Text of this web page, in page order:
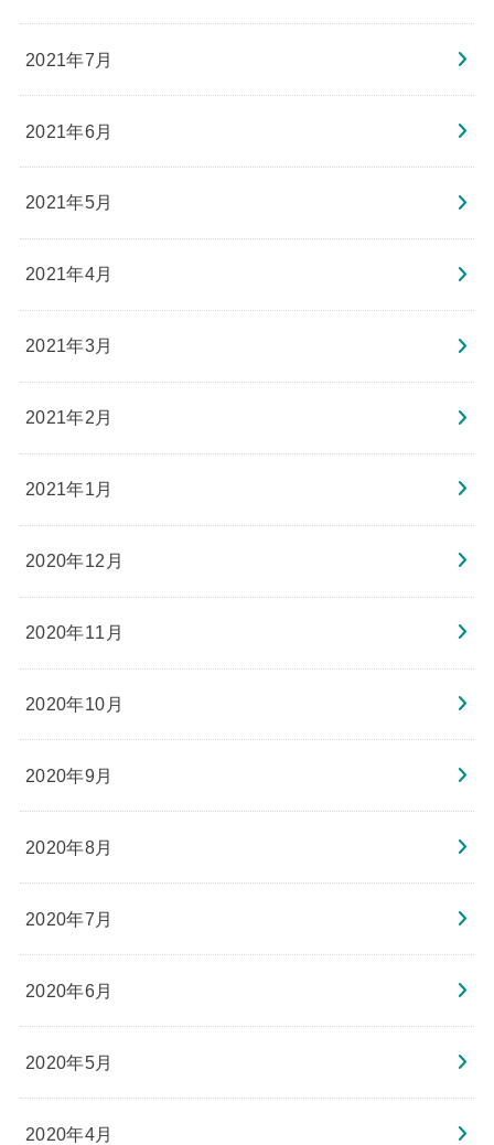
2021年7月
2021年6月
2021年5月
2021年4月
2021年3月
2021年2月
2021年1月
2020年12月
2020年11月
2020年10月
2020年9月
2020年8月
2020年7月
2020年6月
2020年5月
2020年4月